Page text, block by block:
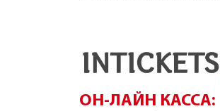
ОН-ЛАЙН КАССА: